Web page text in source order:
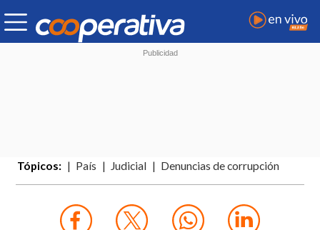
Tópicos: País Judicial Denuncias de corrupción